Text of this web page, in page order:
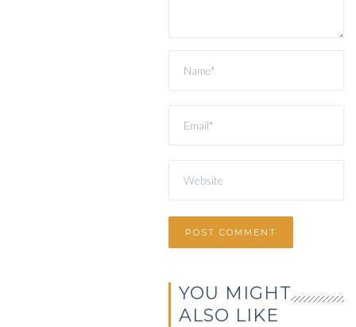
YOU MIGHT
ALSO LIKE